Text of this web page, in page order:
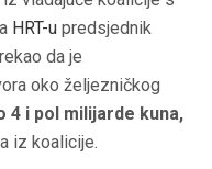
HRT-u predsjednik
da je
oko željezničkog
i pol milijarde kuna,
iz koalicije.